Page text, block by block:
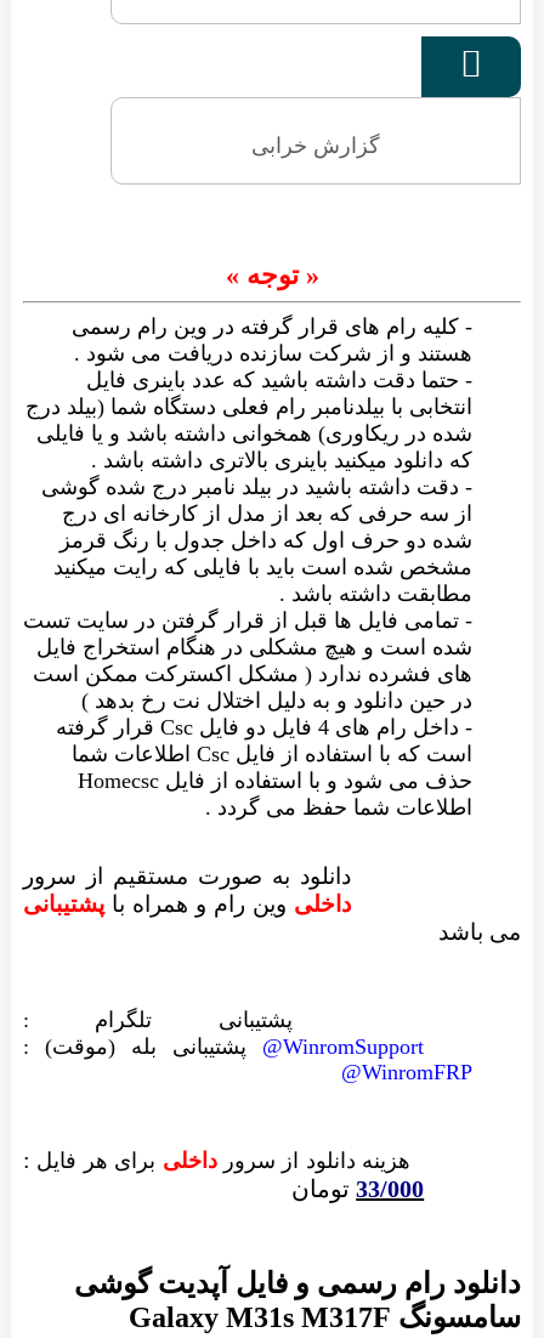

گزارش خرابی
« توجه »
- کلیه رام های قرار گرفته در وین رام رسمی
هستند و از شرکت سازنده دریافت می شود .
- حتما دقت داشته باشید که عدد باینری فایل
انتخابی با بیلدنامبر رام فعلی دستگاه شما (بیلد درج
شده در ریکاوری) همخوانی داشته باشد و یا فایلی
که دانلود میکنید باینری بالاتری داشته باشد .
- دقت داشته باشید در بیلد نامبر درج شده گوشی
از سه حرفی که بعد از مدل از کارخانه ای درج
شده دو حرف اول که داخل جدول با رنگ قرمز
مشخص شده است باید با فایلی که رایت میکنید
مطابقت داشته باشد .
- تمامی فایل ها قبل از قرار گرفتن در سایت تست
شده است و هیچ مشکلی در هنگام استخراج فایل
های فشرده ندارد ( مشکل اکسترکت ممکن است
در حین دانلود و به دلیل اختلال نت رخ بدهد )
- داخل رام های 4 فایل دو فایل Csc قرار گرفته
است که با استفاده از فایل Csc اطلاعات شما
حذف می شود و با استفاده از فایل Homecsc
اطلاعات شما حفظ می گردد .
دانلود به صورت مستقیم از سرور
داخلی وین رام و همراه باپشتیبانی
می باشد
پشتیبانی تلگرام :
WinromSupport@
پشتیبانی بله (موقت) :
WinromFRP@
هزینه دانلود از سرورداخلی برای هر فایل :
33/000تومان
دانلود رام رسمی و فایل آپدیت گوشی
سامسونگ Galaxy M31s M317F